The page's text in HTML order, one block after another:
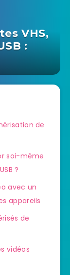
VHS,
:
de
soi-même
?
avec un
appareils
de
vidéos